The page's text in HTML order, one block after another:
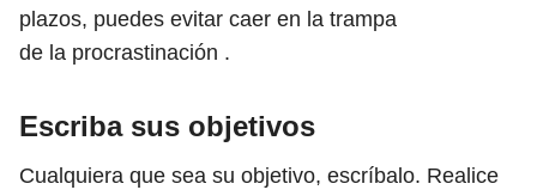
plazos, puedes evitar caer en la trampa
de la procrastinación .
Escriba sus objetivos
Cualquiera que sea su objetivo, escríbalo. Realice